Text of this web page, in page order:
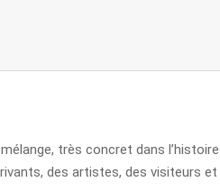
très concret dans
des artistes, des visiteurs